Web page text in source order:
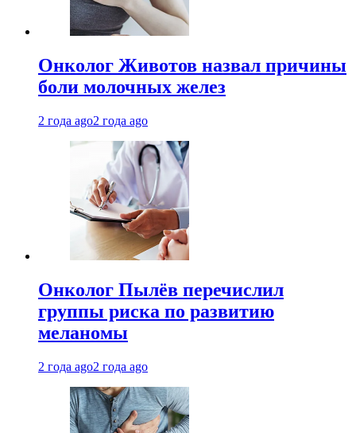
Онколог Животов назвал причины
боли молочных желез
2 года ago2 года ago
Онколог Пылёв перечислил
группы риска по развитию
меланомы
2 года ago2 года ago